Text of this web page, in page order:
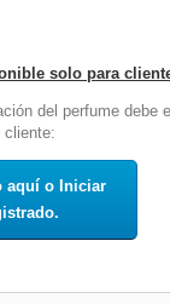
solo para
del perfume debe
cliente:
aquí o Iniciar